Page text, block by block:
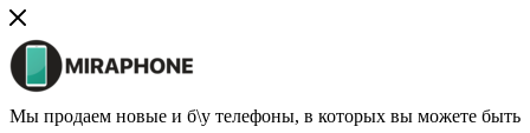
Мы продаем новые и б\у телефоны, в которых вы можете быть